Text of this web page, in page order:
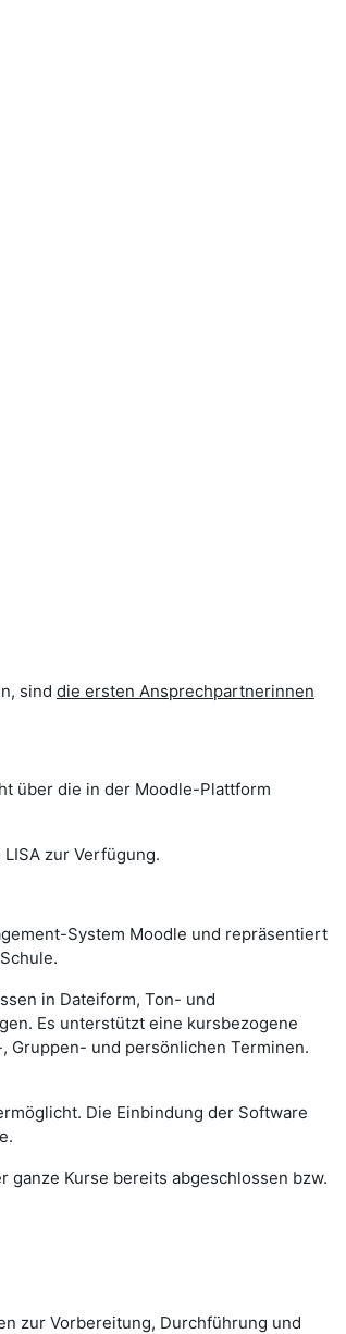
sind die ersten Ansprechpartnerinnen
über die in der Moodle-Plattform
zur Verfügung.
System Moodle und repräsentiert
in Dateiform, Ton- und
Es unterstützt eine kursbezogene
Gruppen- und persönlichen Terminen.
Die Einbindung der Software
Kurse bereits abgeschlossen bzw.
zur Vorbereitung, Durchführung und